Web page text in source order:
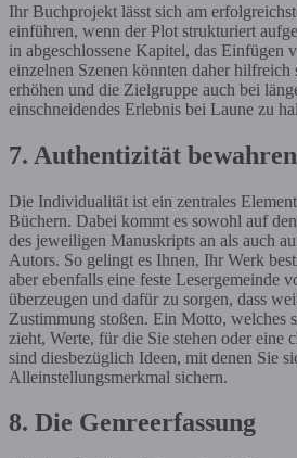
Ihr Buchprojekt lässt sich am
einführen, wenn der Plot strukturiert
in abgeschlossene Kapitel, das Einfügen
einzelnen Szenen könnten daher hilfreich
erhöhen und die Zielgruppe auch bei
einschneidendes Erlebnis bei Laune zu
7. Authentizität bewahren
Die Individualität ist ein zentrales
Büchern. Dabei kommt es sowohl auf
des jeweiligen Manuskripts an als auch
Autors. So gelingt es Ihnen, Ihr Werk
aber ebenfalls eine feste Lesergemeinde
überzeugen und dafür zu sorgen, dass
Zustimmung stoßen. Ein Motto, welches
zieht, Werte, für die Sie stehen oder eine
sind diesbezüglich Ideen, mit denen Sie
Alleinstellungsmerkmal sichern.
8. Die Genreerfassung